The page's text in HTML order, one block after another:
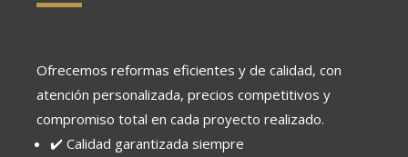
Ofrecemos reformas eficientes y de calidad, con
atención personalizada, precios competitivos y
compromiso total en cada proyecto realizado.
✔️ Calidad garantizada siempre